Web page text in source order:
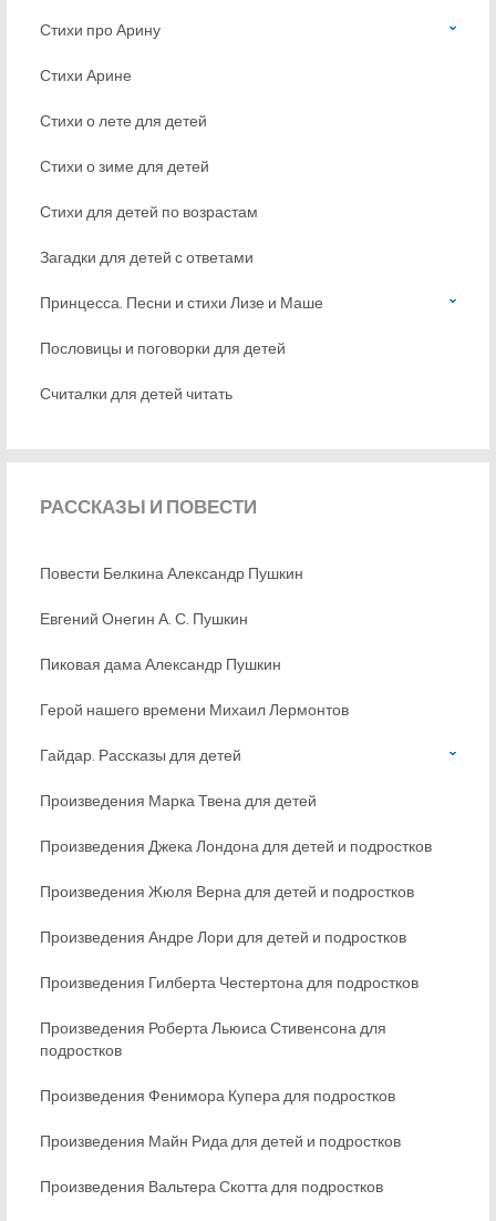
Стихи про Арину
Стихи Арине
Стихи о лете для детей
Стихи о зиме для детей
Стихи для детей по возрастам
Загадки для детей с ответами
Принцесса. Песни и стихи Лизе и Маше
Пословицы и поговорки для детей
Считалки для детей читать
РАССКАЗЫ И ПОВЕСТИ
Повести Белкина Александр Пушкин
Евгений Онегин А. С. Пушкин
Пиковая дама Александр Пушкин
Герой нашего времени Михаил Лермонтов
Гайдар. Рассказы для детей
Произведения Марка Твена для детей
Произведения Джека Лондона для детей и подростков
Произведения Жюля Верна для детей и подростков
Произведения Андре Лори для детей и подростков
Произведения Гилберта Честертона для подростков
Произведения Роберта Льюиса Стивенсона для
подростков
Произведения Фенимора Купера для подростков
Произведения Майн Рида для детей и подростков
Произведения Вальтера Скотта для подростков